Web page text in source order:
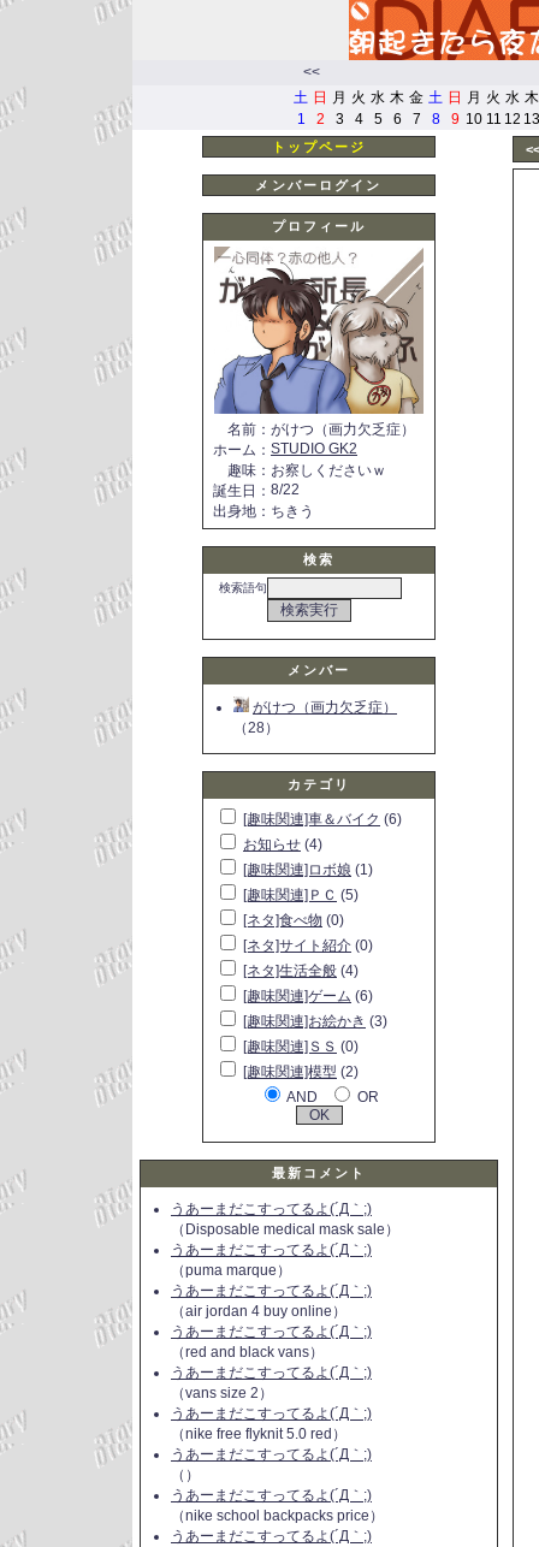
<<
土 日 月 火 水 木 金 土 日 月 火 水 木
1
2 3 4 5 6 7 8 9 10 11 12 13
トップページ
メンバーログイン
プロフィール
名前 ： がけつ（画力欠乏症）
ホーム ： STUDIO GK2
趣味 ： お察しくださいｗ
誕生日 ： 8/22
出身地 ： ちきう
検索
検索語句
メンバー
がけつ（画力欠乏症）
（28）
カテゴリ
[趣味関連]車＆バイク (6)
お知らせ (4)
[趣味関連]ロボ娘 (1)
[趣味関連]ＰＣ (5)
[ネタ]食べ物 (0)
[ネタ]サイト紹介 (0)
[ネタ]生活全般 (4)
[趣味関連]ゲーム (6)
[趣味関連]お絵かき (3)
[趣味関連]ＳＳ (0)
[趣味関連]模型 (2)
AND
OR
最新コメント
うあーまだこすってるよ(´Д｀;)
（Disposable medical mask sale）
うあーまだこすってるよ(´Д｀;)
（puma marque）
うあーまだこすってるよ(´Д｀;)
（air jordan 4 buy online）
うあーまだこすってるよ(´Д｀;)
（red and black vans）
うあーまだこすってるよ(´Д｀;)
（vans size 2）
うあーまだこすってるよ(´Д｀;)
（nike free flyknit 5.0 red）
うあーまだこすってるよ(´Д｀;)
（）
うあーまだこすってるよ(´Д｀;)
（nike school backpacks price）
うあーまだこすってるよ(´Д｀;)
<<